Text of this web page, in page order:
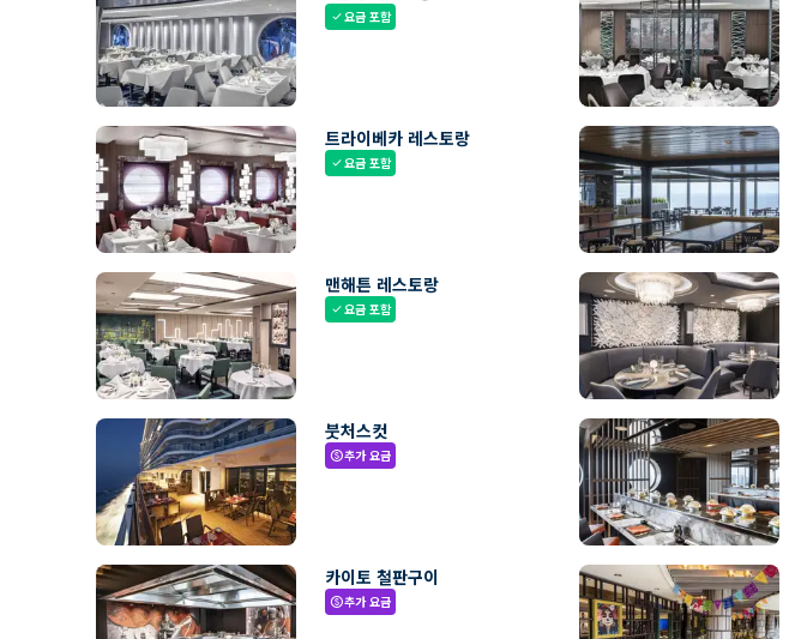
check요금 포함
트라이베카 레스토랑
check요금 포함
맨해튼 레스토랑
check요금 포함
붓처스컷
paid추가 요금
카이토 철판구이
paid추가 요금